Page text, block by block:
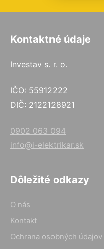
Kontaktné údaje
Investav s. r. o.
IČO: 55912222
DIČ: 2122128921
0902 063 094
info@i-elektrikar.sk
Dôležité odkazy
O nás
Kontakt
Ochrana osobných údajov